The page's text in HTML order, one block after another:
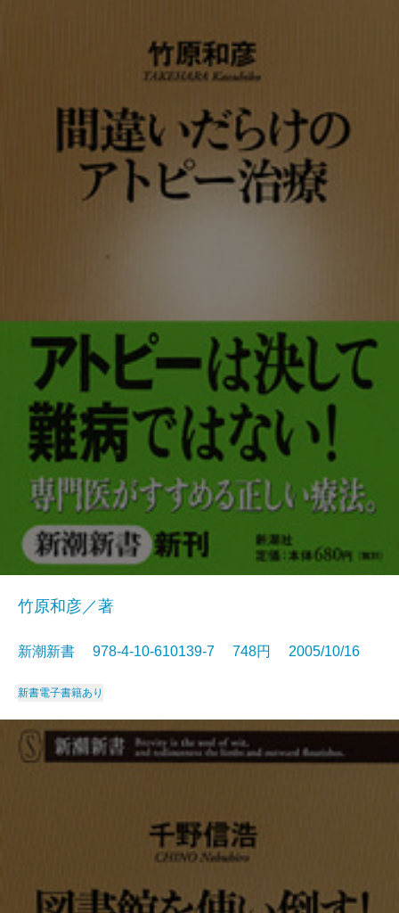
竹原和彦／著
新潮新書 978-4-10-610139-7 748円 2005/10/16
新書電子書籍あり